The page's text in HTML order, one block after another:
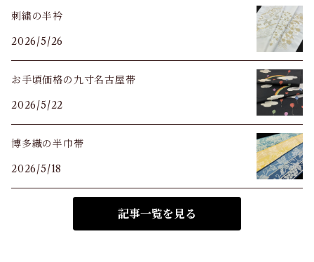
刺繍の半衿
2026/5/26
お手頃価格の九寸名古屋帯
2026/5/22
博多織の半巾帯
2026/5/18
記事一覧を見る